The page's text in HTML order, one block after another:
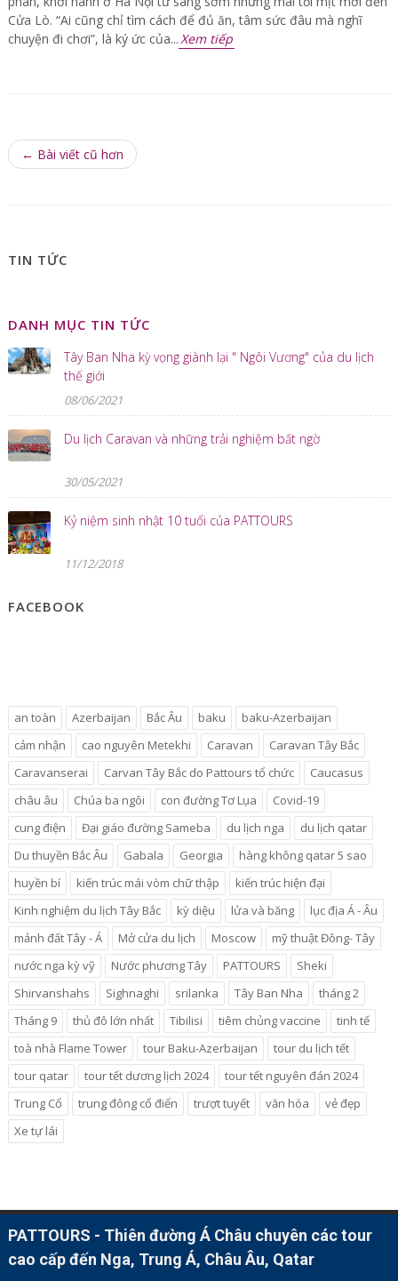
Cửa Lò. “Ai cũng chỉ tìm cách để đủ ăn, tâm sức đâu mà nghĩ
chuyện đi chơi”, là ký ức của...Xem tiếp
← Bài viết cũ hơn
TIN TỨC
DANH MỤC TIN TỨC
Tây Ban Nha kỳ vọng giành lại " Ngôi Vương" của du lịch
thế giới
08/06/2021
Du lịch Caravan và những trải nghiệm bất ngờ
30/05/2021
Kỷ niệm sinh nhật 10 tuổi của PATTOURS
11/12/2018
FACEBOOK
an toàn Azerbaijan Bắc Âu baku
baku-Azerbaijan
cảm nhận
cao nguyên Metekhi Caravan
Caravan Tây Bắc
Caravanserai
Carvan Tây Bắc do Pattours tổ chức
Caucasus
châu âu
Chúa ba ngôi con đường Tơ Lụa
Covid-19
cung điện
Đại giáo đường Sameba du lịch nga
du lịch qatar
Du thuyền Bắc Âu
Gabala Georgia
hàng không qatar 5 sao
huyền bí
kiến trúc mái vòm chữ thập
kiến trúc hiện đại
Kinh nghiệm du lịch Tây Bắc
kỳ diệu lửa và băng
lục địa Á - Âu
mảnh đất Tây - Á
Mở cửa du lịch Moscow
mỹ thuật Đông- Tây
nước nga kỳ vỹ
Nước phương Tây PATTOURS
Sheki
Shirvanshahs
Sighnaghi srilanka Tây Ban Nha
tháng 2
Tháng 9
thủ đô lớn nhất Tibilisi tiêm chủng vaccine
tinh tế
toà nhà Flame Tower
tour Baku-Azerbaijan
tour du lịch tết
tour qatar
tour tết dương lịch 2024
tour tết nguyên đán 2024
Trung Cổ
trung đông cổ điển trượt tuyết văn hóa
vẻ đẹp
Xe tự lái
PATTOURS - Thiên đường Á Châu chuyên các tour
cao cấp đến Nga, Trung Á, Châu Âu, Qatar